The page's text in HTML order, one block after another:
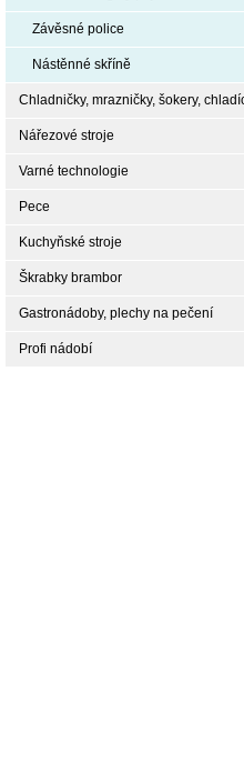
Závěsné police
Nástěnné skříně
Chladničky, mrazničky, šokery,
Nářezové stroje
Varné technologie
Pece
Kuchyňské stroje
Škrabky brambor
Gastronádoby, plechy na pečení
Profi nádobí